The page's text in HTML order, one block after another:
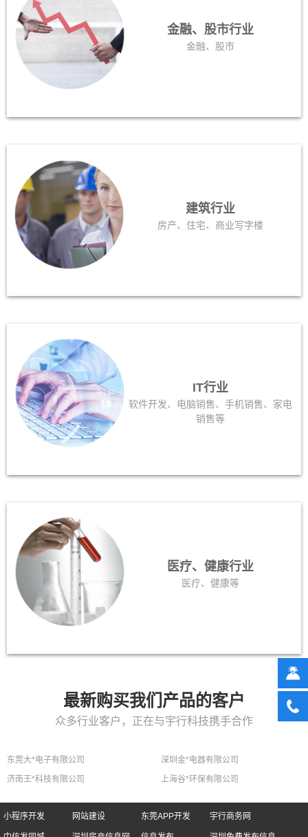
金融、股市行业
金融、股市
建筑行业
房产、住宅、商业写字楼
IT行业
软件开发、电脑销售、手机销售、家电
销售等
医疗、健康行业
医疗、健康等
最新购买我们产品的客户
众多行业客户，正在与宇行科技携手合作
东莞大*电子有限公司
深圳金*电器有限公司
济南王*科技有限公司
上海谷*环保有限公司
小程序开发 网站建设 东莞APP开发 宇行商务网